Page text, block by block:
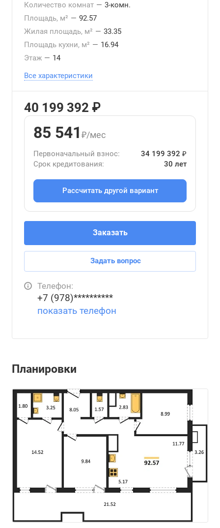
Количество комнат — 3-комн.
Площадь, м² — 92.57
Жилая площадь, м² — 33.35
Площадь кухни, м² — 16.94
Этаж — 14
Все характеристики
40 199 392 ₽
85 541 ₽/мес
Первоначальный взнос:
34 199 392 ₽
Срок кредитования:
30 лет
Рассчитать другой вариант
Заказать
Задать вопрос
Телефон:
+7 (978)**********
показать телефон
Планировки